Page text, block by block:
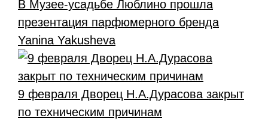
В Музее-усадьбе Люблино прошла
презентация парфюмерного бренда
Yanina Yakusheva
9 февраля Дворец Н.А.Дурасова закрыт
по техническим причинам